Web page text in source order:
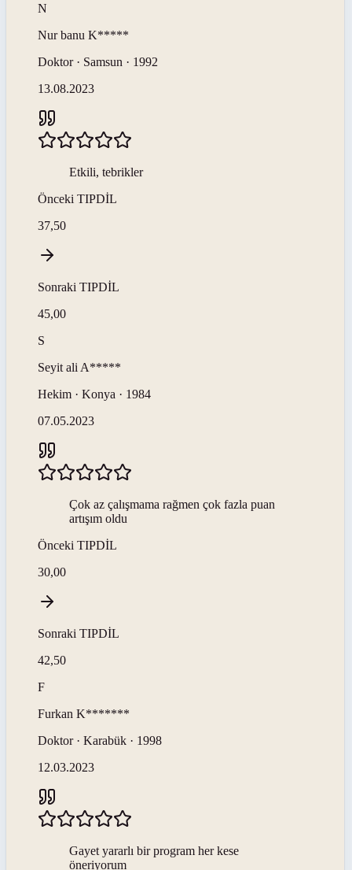
N
Nur banu K*****
Doktor · Samsun · 1992
13.08.2023
Etkili, tebrikler
Önceki TIPDİL
37,50
Sonraki TIPDİL
45,00
S
Seyit ali A*****
Hekim · Konya · 1984
07.05.2023
Çok az çalışmama rağmen çok fazla puan
artışım oldu
Önceki TIPDİL
30,00
Sonraki TIPDİL
42,50
F
Furkan K*******
Doktor · Karabük · 1998
12.03.2023
Gayet yararlı bir program her kese
öneriyorum